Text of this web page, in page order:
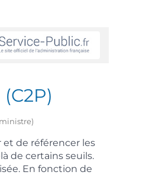
de référencer les
de certains seuils.
En fonction de